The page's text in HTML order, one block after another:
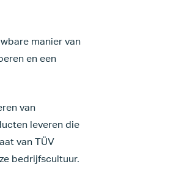
manier van
en een
van
leveren die
van TÜV
bedrijfscultuur.